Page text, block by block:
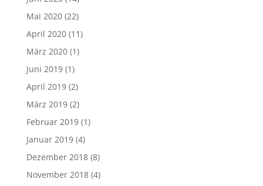
Mai 2020(22)
April 2020(11)
März 2020(1)
Juni 2019(1)
April 2019(2)
März 2019(2)
Februar 2019(1)
Januar 2019(4)
Dezember 2018(8)
November 2018(4)